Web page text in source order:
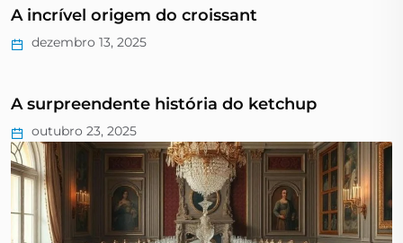
A incrível origem do croissant
dezembro 13, 2025
A surpreendente história do ketchup
outubro 23, 2025